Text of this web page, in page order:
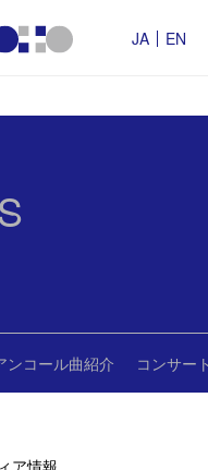
JA EN
ンコール曲紹介 コンサー
ア情報